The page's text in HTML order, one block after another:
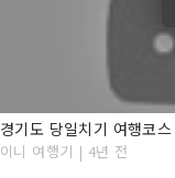
이니 여행기 | 4년 전